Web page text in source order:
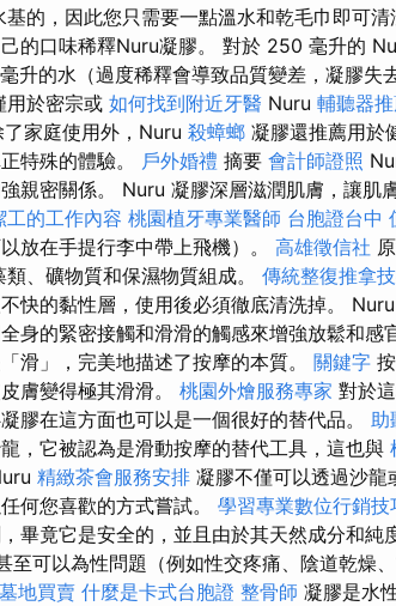
基的，因此您只需要一點溫水和乾毛巾即可
的口味稀釋Nuru凝膠。 對於 250 毫升的
毫升的水（過度稀釋會導致品質變差，凝膠失
用於密宗或 如何找到附近牙醫 Nuru 輔聽器
了家庭使用外，Nuru 殺蟑螂 凝膠還推薦用於
特殊的體驗。 戶外婚禮 摘要 會計師證照
親密關係。 Nuru 凝膠深層滋潤肌膚，讓肌
工的工作內容 桃園植牙專業醫師 台胞證台中
放在手提行李中帶上飛機）。 高雄徵信社
類、礦物質和保濕物質組成。 傳統整復推拿
快的黏性層，使用後必須徹底清洗掉。 Nuru
身的緊密接觸和滑滑的觸感來增強放鬆和感
滑」，完美地描述了按摩的本質。 關鍵字
膚變得極其滑滑。 桃園外燴服務專家 對於
膠在這方面也可以是一個很好的替代品。 助
，它被認為是滑動按摩的替代工具，這也與
精緻茶會服務安排 凝膠不僅可以透過沙龍
何您喜歡的方式嘗試。 學習專業數位行銷
畢竟它是安全的，並且由於其天然成分和純
至可以為性問題（例如性交疼痛、陰道乾燥
地買賣 什麼是卡式台胞證 整骨師 凝膠是水